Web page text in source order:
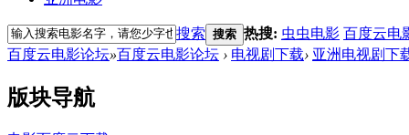
搜索 搜索 热搜: 虫虫电影 百度云电
百度云电影论坛»百度云电影论坛 › 电视剧下载› 亚洲电视剧下
版块导航